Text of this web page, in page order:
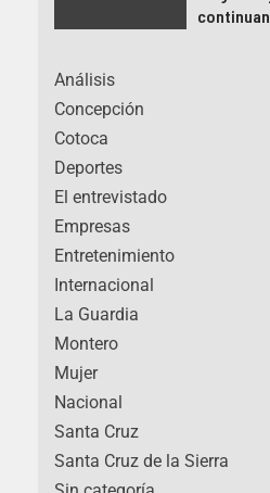
Análisis
Concepción
Cotoca
Deportes
El entrevistado
Empresas
Entretenimiento
Internacional
La Guardia
Montero
Mujer
Nacional
Santa Cruz
Santa Cruz de la Sierra